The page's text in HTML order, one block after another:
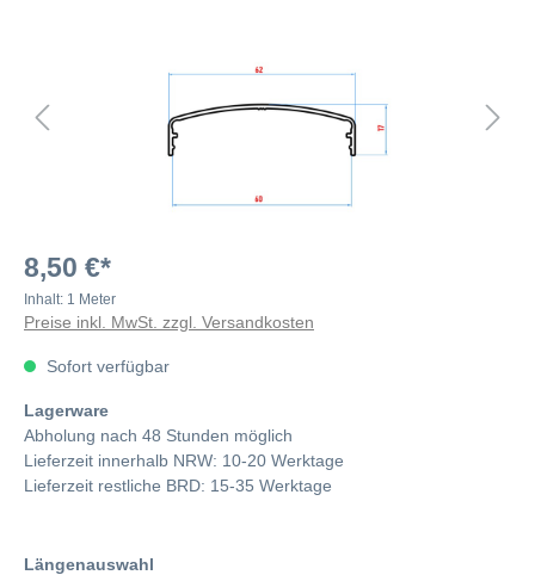
8,50 €*
Inhalt: 1 Meter
Preise inkl. MwSt. zzgl. Versandkosten
Sofort verfügbar
Lagerware
Abholung nach 48 Stunden möglich
Lieferzeit innerhalb NRW: 10-20 Werktage
Lieferzeit restliche BRD: 15-35 Werktage
Längenauswahl